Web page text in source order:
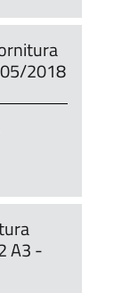
2018
A3 -